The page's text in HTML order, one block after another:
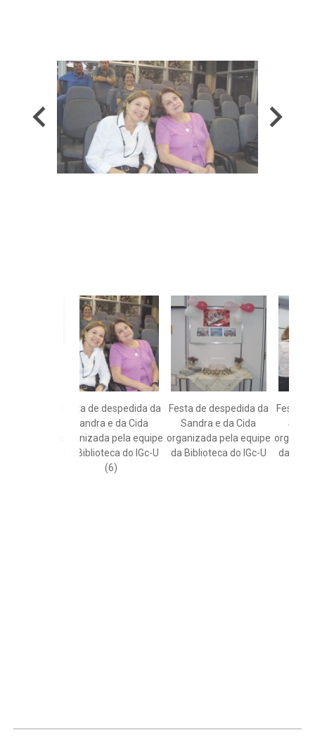
Festa de despedida da
Sandra e da Cida
organizada pela equipe
da Biblioteca do IGc-U
(6)
Festa de despedida da
Sandra e da Cida
organizada pela equipe
da Biblioteca do IGc-U
Festa
da